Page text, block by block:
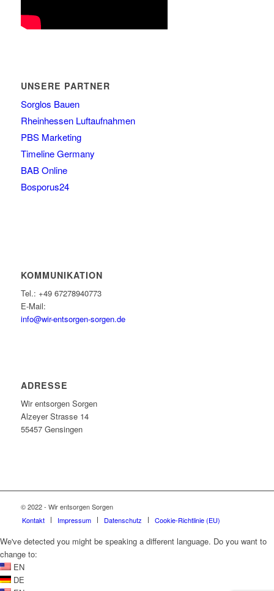
UNSERE PARTNER
Sorglos Bauen
Rheinhessen Luftaufnahmen
PBS Marketing
Timeline Germany
BAB Online
Bosporus24
KOMMUNIKATION
Tel.: +49 67278940773
E-Mail:
info@wir-entsorgen-sorgen.de
ADRESSE
Wir entsorgen Sorgen
Alzeyer Strasse 14
55457 Gensingen
© 2022 - Wir entsorgen Sorgen
Kontakt
Impressum Datenschutz Cookie-Richtlinie (EU)
We've detected you might be speaking a different language. Do you want to
change to:
EN
DE